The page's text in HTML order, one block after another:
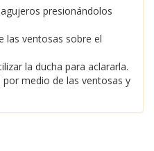
presionándolos
las ventosas sobre el
la ducha para aclararla.
medio de las ventosas y